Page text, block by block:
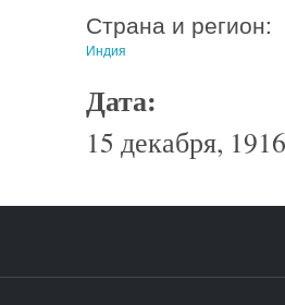
Страна и регион:
Индия
Дата:
15 декабря,